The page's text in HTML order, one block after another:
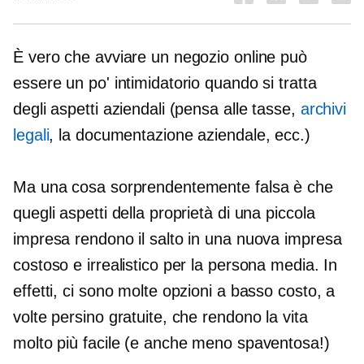
È vero che avviare un negozio online può
essere un po' intimidatorio quando si tratta
degli aspetti aziendali (pensa alle tasse, archivi
legali, la documentazione aziendale, ecc.)
Ma una cosa sorprendentemente falsa è che
quegli aspetti della proprietà di una piccola
impresa rendono il salto in una nuova impresa
costoso e irrealistico per la persona media. In
effetti, ci sono molte opzioni a basso costo, a
volte persino gratuite, che rendono la vita
molto più facile (e anche meno spaventosa!)